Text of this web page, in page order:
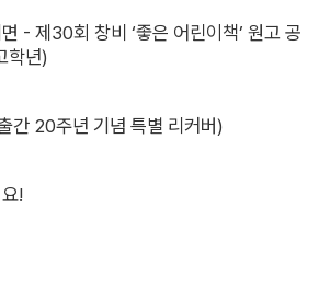
- 제30회 창비 ‘좋은 어린이책’ 원고 공
학년)
간 20주년 기념 특별 리커버)
!